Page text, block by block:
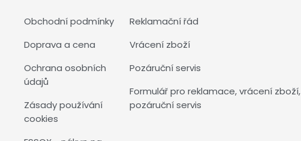
Obchodní podmínky
Doprava a cena
Ochrana osobních
údajů
Zásady používání
cookies
Reklamační řád
Vrácení zboží
Pozáruční servis
Formulář pro reklamace, vrácení zboží,
pozáruční servis